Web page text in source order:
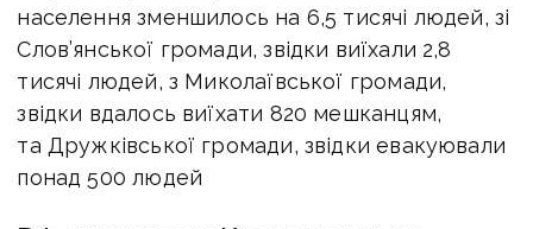
населення зменшилось на 6,5 тисячі людей, зі
Слов’янської громади, звідки виїхали 2,8
тисячі людей, з Миколаївської громади,
звідки вдалось виїхати 820 мешканцям,
та Дружківської громади, звідки евакуювали
понад 500 людей